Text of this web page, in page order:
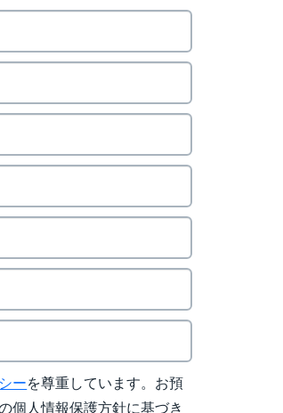
ーを尊重しています。お預
個人情報保護方針に基づき